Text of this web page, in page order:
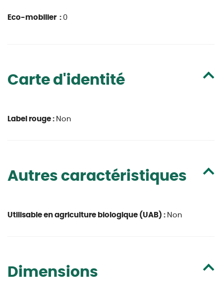
Eco-mobilier : 0
Carte d'identité
Label rouge : Non
Autres caractéristiques
Utilisable en agriculture biologique (UAB) : Non
Dimensions